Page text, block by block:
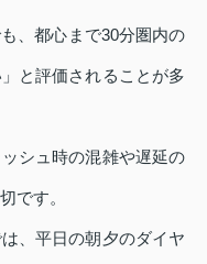
、都心まで30分圏内の
と評価されることが多
シュ時の混雑や遅延の
です。
、平日の朝夕のダイヤ